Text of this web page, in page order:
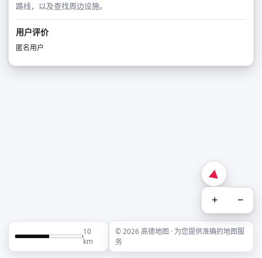
路线，以及查找周边设施。
用户评价
匿名用户
+ −
10
km
© 2026 高德地图 · 为您提供准确的地图服
务